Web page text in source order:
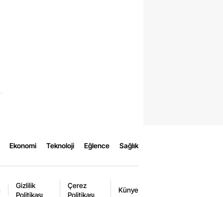
Ekonomi Teknoloji Eğlence Sağlık
Gizlilik
Politikası
Çerez
Politikası
Künye